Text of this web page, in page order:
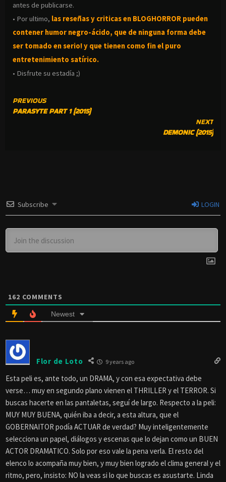
antes de publicarse.
• Por ultimo, las reseñas y criticas en BLOGHORROR pueden
contener humor negro-ácido, que de ninguna forma debe
ser tomado en serio! y que tienen como fin el puro
entretenimiento satírico.
• Disfrute su estadía ;)
CONTINUE
READING
PREVIOUS
PARASYTE PART 1 (2015)
NEXT
DEMONIC (2015)
Subscribe LOGIN
162 COMMENTS
Newest
Flor de Loto 9 years ago
Esta peli es, ante todo, un DRAMA, y con esa expectativa debe
verse… muy en segundo plano vienen el THRILLER y el TERROR. Si
buscas hacerte en las pantaletas, seguí de largo. Respecto a la peli:
MUY MUY BUENA, quién iba a decir, a esta altura, que el
GOBERNAITOR podía ACTUAR de verdad? Muy inteligentemente
selecciona un papel, diálogos y escenas que lo dejan como un BUEN
ACTOR DRAMATICO. Solo por eso vale la pena verla. El resto del
elenco lo acompaña muy bien, y muy bien logrado el clima general y el
ritmo, pero, insisto: NO la veas si lo que buscas es asustarte. Linda